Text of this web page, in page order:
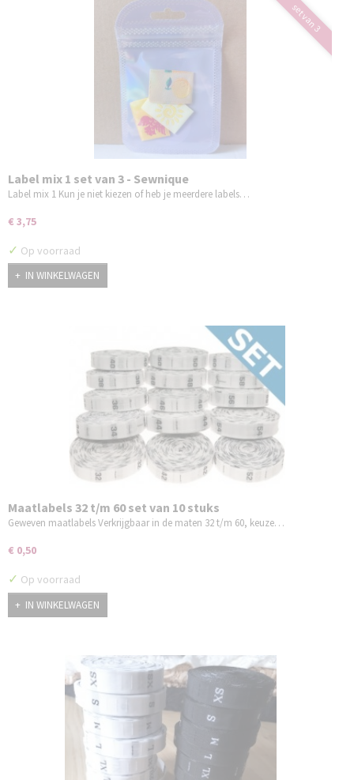
set van 3
Label mix 1 set van 3 - Sewnique
Label mix 1 Kun je niet kiezen of heb je meerdere labels…
€ 3,75
✓ Op voorraad
IN WINKELWAGEN
Maatlabels 32 t/m 60 set van 10 stuks
Geweven maatlabels Verkrijgbaar in de maten 32 t/m 60, keuze…
€ 0,50
✓ Op voorraad
IN WINKELWAGEN